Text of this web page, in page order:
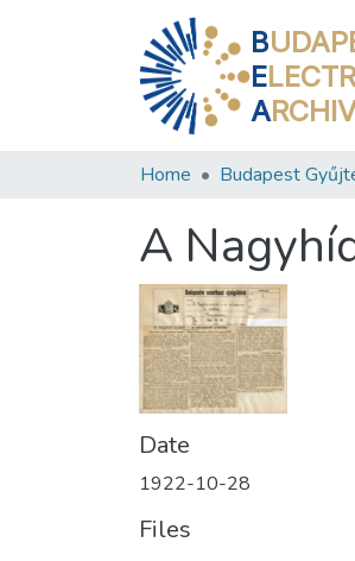
B
E
A
Home Budapest
A
Date
1922-10-28
Files